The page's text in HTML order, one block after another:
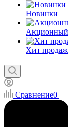
Новинки
Акционный
Хит продаж
Сравнение0